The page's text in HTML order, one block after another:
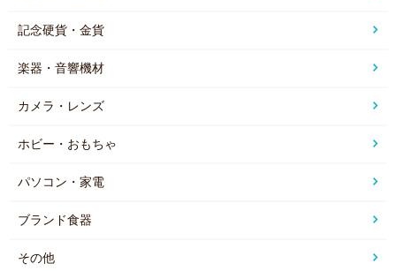
記念硬貨・金貨
楽器・音響機材
カメラ・レンズ
ホビー・おもちゃ
パソコン・家電
ブランド食器
その他